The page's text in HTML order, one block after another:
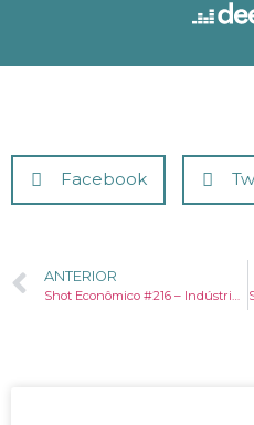
Facebook
ANTERIOR